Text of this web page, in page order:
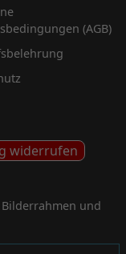
(AGB)
widerrufen
und